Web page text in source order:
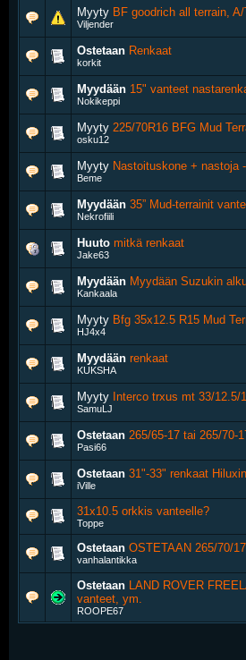
Myyty BF goodrich all terrain,
Viljender
Ostetaan Renkaat
korkit
Myydään 15" vanteet
Nokikeppi
Myyty 225/70R16 BFG Mud
osku12
Myyty Nastoituskone + nastoja
Beme
Myydään 35” Mud-terrainit
Nekrofiili
Huuto mitkä renkaat
Jake63
Myydään Myydään Suzukin
Kankaala
Myyty Bfg 35x12.5 R15 Mud
HJ4x4
Myydään renkaat
KUKSHA
Myyty Interco trxus mt 33/12.5/
SamuLJ
Ostetaan 265/65-17 tai 265/70-
Pasi66
Ostetaan 31"-33" renkaat
iVille
31x10.5 orkkis vanteelle?
Toppe
Ostetaan OSTETAAN 265/70/
vanhalantikka
Ostetaan LAND ROVER
vanteet, ym.
ROOPE67